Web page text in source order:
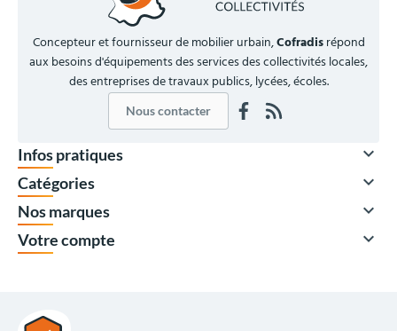
Concepteur et fournisseur de mobilier urbain,Cofradisrépond
aux besoins d'équipements des services des collectivités locales,
des entreprises de travaux publics, lycées, écoles.
Nous contacter
Infos pratiques 
Catégories 
Nos marques 
Votre compte 